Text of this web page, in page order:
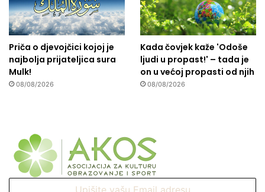
Priča o djevojčici kojoj je
najbolja prijateljica sura
Mulk!
08/08/2026
Kada čovjek kaže 'Odoše
ljudi u propast!' – tada je
on u većoj propasti od njih
08/08/2026